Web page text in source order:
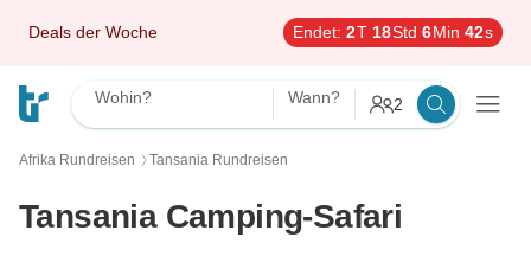
Deals der Woche Endet: 2T 18Std 6Min 41s
Wohin? Wann? 2
Afrika Rundreisen 〉 Tansania Rundreisen
Tansania Camping-Safari